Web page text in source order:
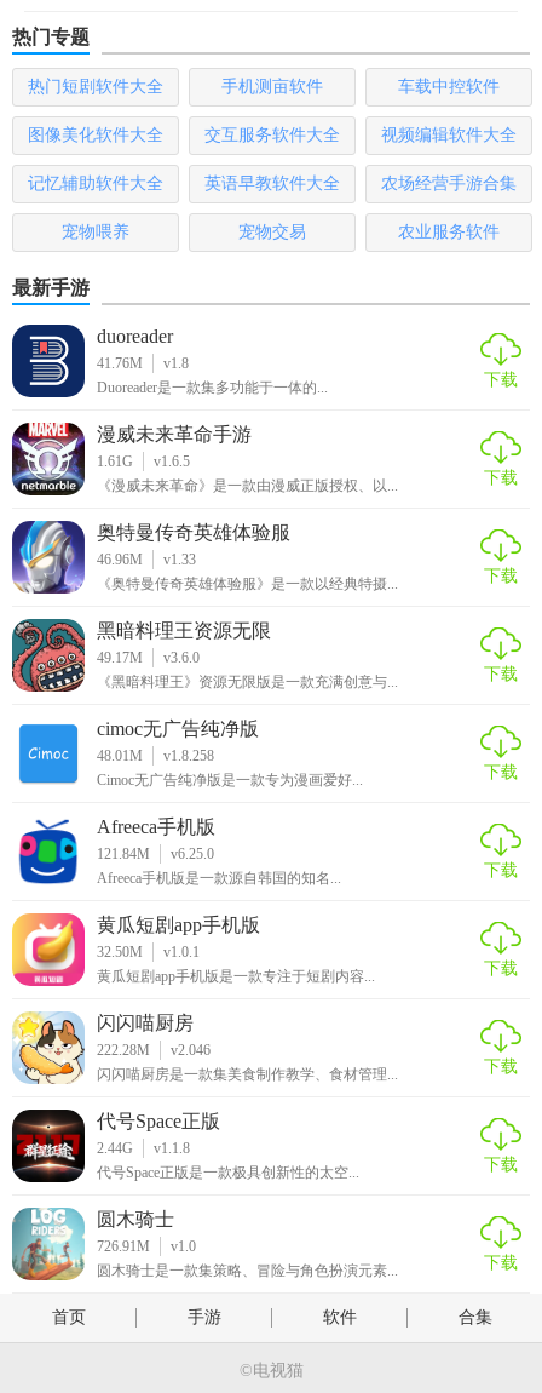
热门专题
热门短剧软件大全 手机测亩软件 车载中控软件
图像美化软件大全 交互服务软件大全 视频编辑软件大全
记忆辅助软件大全 英语早教软件大全 农场经营手游合集
宠物喂养 宠物交易 农业服务软件
最新手游
duoreader
41.76M
v1.8
Duoreader是一款集多功能于一体的...
下载
漫威未来革命手游
1.61G
v1.6.5
《漫威未来革命》是一款由漫威正版授权、以...
下载
奥特曼传奇英雄体验服
46.96M
v1.33
《奥特曼传奇英雄体验服》是一款以经典特摄...
下载
黑暗料理王资源无限
49.17M
v3.6.0
《黑暗料理王》资源无限版是一款充满创意与...
下载
cimoc无广告纯净版
48.01M
v1.8.258
Cimoc无广告纯净版是一款专为漫画爱好...
下载
Afreeca手机版
121.84M
v6.25.0
Afreeca手机版是一款源自韩国的知名...
下载
黄瓜短剧app手机版
32.50M
v1.0.1
黄瓜短剧app手机版是一款专注于短剧内容...
下载
闪闪喵厨房
222.28M
v2.046
闪闪喵厨房是一款集美食制作教学、食材管理...
下载
代号Space正版
2.44G
v1.1.8
代号Space正版是一款极具创新性的太空...
下载
圆木骑士
726.91M
v1.0
圆木骑士是一款集策略、冒险与角色扮演元素...
下载
首页 手游 软件 合集
©电视猫